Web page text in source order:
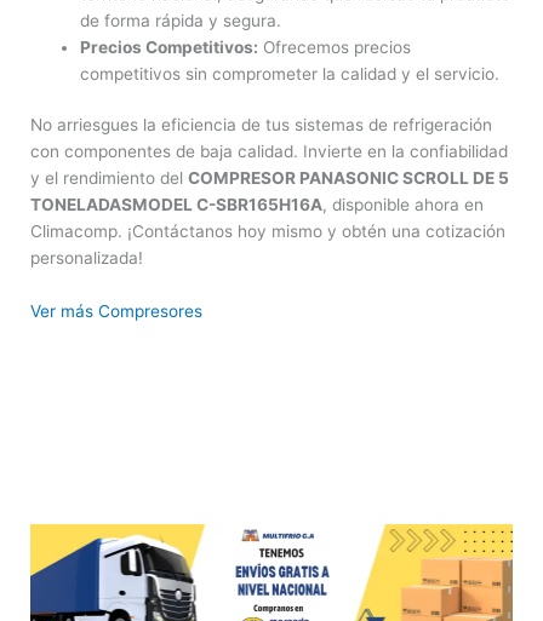
de forma rápida y segura.
Precios Competitivos: Ofrecemos precios
competitivos sin comprometer la calidad y el servicio.
No arriesgues la eficiencia de tus sistemas de refrigeración
con componentes de baja calidad. Invierte en la confiabilidad
y el rendimiento del COMPRESOR PANASONIC SCROLL DE 5
TONELADASMODEL C-SBR165H16A, disponible ahora en
Climacomp. ¡Contáctanos hoy mismo y obtén una cotización
personalizada!
Ver más Compresores